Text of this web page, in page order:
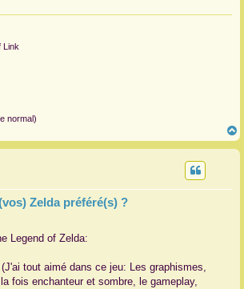
Link
normal)
a
u
Zelda préféré(s) ?
Legend of Zelda:
(J'ai tout aimé dans ce jeu: Les graphismes,
fois enchanteur et sombre, le gameplay,